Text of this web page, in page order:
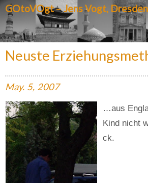
GOtoVOgt – Jens Vogt, Dresden
Neuste
May. 5, 2007
…aus
Kind nicht
ck.